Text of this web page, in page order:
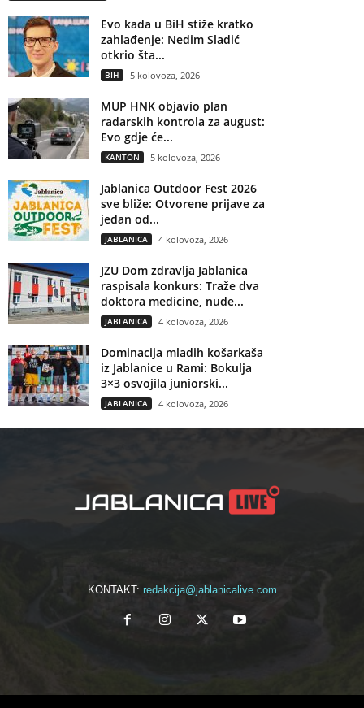
Evo kada u BiH stiže kratko
zahlađenje: Nedim Sladić
otkrio šta...
BIH 5 kolovoza, 2026
MUP HNK objavio plan
radarskih kontrola za august:
Evo gdje će...
KANTON 5 kolovoza, 2026
Jablanica Outdoor Fest 2026
sve bliže: Otvorene prijave za
jedan od...
JABLANICA 4 kolovoza, 2026
JZU Dom zdravlja Jablanica
raspisala konkurs: Traže dva
doktora medicine, nude...
JABLANICA 4 kolovoza, 2026
Dominacija mladih košarkaša
iz Jablanice u Rami: Bokulja
3×3 osvojila juniorski...
JABLANICA 4 kolovoza, 2026
KONTAKT: redakcija@jablanicalive.com